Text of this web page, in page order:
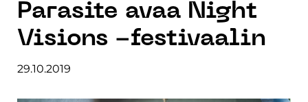
Parasite avaa Night
Visions -festivaalin
29.10.2019